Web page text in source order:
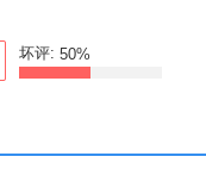
坏评: 50%